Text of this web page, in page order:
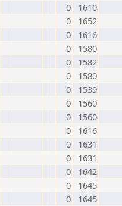
0
1610
0
1652
0
1616
0
1580
0
1582
0
1580
0
1539
0
1560
0
1560
0
1616
0
1631
0
1631
0
1642
0
1645
0
1645